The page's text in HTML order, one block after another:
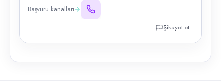
Başvuru kanalları
Şikayet et